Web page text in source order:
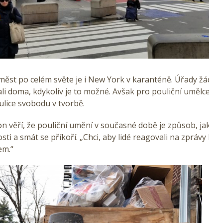
po celém světe je i New York v karanténě. Úřady
doma, kdykoliv je to možné. Avšak pro pouliční umělce
svobodu v tvorbě.
věří, že pouliční umění v současné době je způsob,
a smát se příkoří. „Chci, aby lidé reagovali na